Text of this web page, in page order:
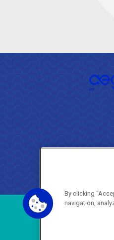
By clicking
navigation,